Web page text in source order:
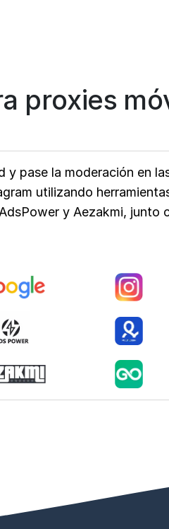
proxies
y pase la moderación en
utilizando
y Aezakmi, junto